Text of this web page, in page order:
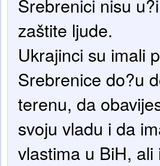
Srebrenici nisu
zaštite ljude.
Ukrajinci su imali
Srebrenice do?u
terenu, da
svoju vladu i da
vlastima u BiH, ali